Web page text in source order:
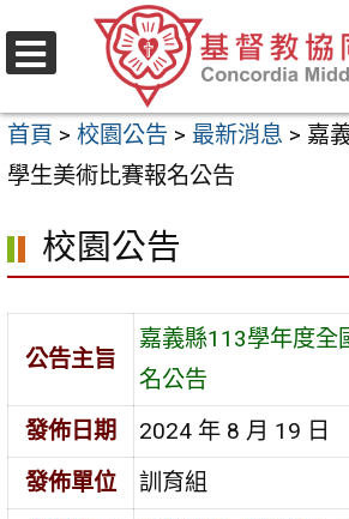
至
要
內
區
首頁 > 校園公告 > 最新消息 > 嘉
學生美術比賽報名公告
校園公告
公告主旨
嘉義縣113學年度全
名公告
發佈日期
2024 年 8 月 19 日
發佈單位
訓育組
選
單